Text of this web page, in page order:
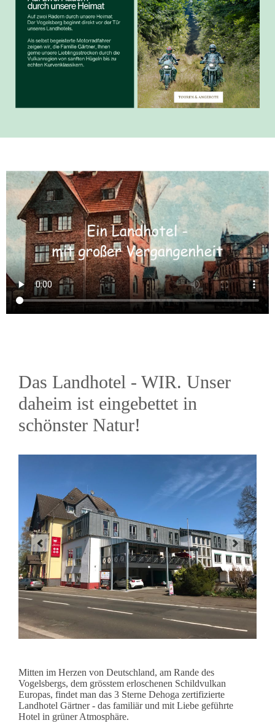
Das Landhotel - WIR. Unser
daheim ist eingebettet in
schönster Natur!
Mitten im Herzen von Deutschland, am Rande des
Vogelsbergs, dem grösstem erloschenen Schildvulkan
Europas, findet man das 3 Sterne Dehoga zertifizierte
Landhotel Gärtner - das familiär und mit Liebe geführte
Hotel in grüner Atmosphäre.